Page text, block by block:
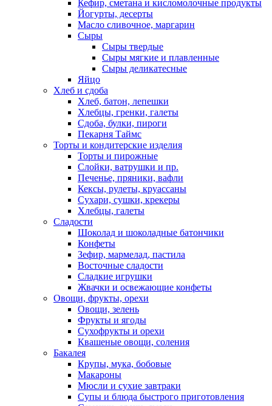
Кефир, сметана и кисломолочные продукты
Йогурты, десерты
Масло сливочное, маргарин
Сыры
Сыры твердые
Сыры мягкие и плавленные
Сыры деликатесные
Яйцо
Хлеб и сдоба
Хлеб, батон, лепешки
Хлебцы, гренки, галеты
Сдоба, булки, пироги
Пекарня Таймс
Торты и кондитерские изделия
Торты и пирожные
Слойки, ватрушки и пр.
Печенье, пряники, вафли
Кексы, рулеты, круассаны
Сухари, сушки, крекеры
Хлебцы, галеты
Сладости
Шоколад и шоколадные батончики
Конфеты
Зефир, мармелад, пастила
Восточные сладости
Сладкие игрушки
Жвачки и освежающие конфеты
Овощи, фрукты, орехи
Овощи, зелень
Фрукты и ягоды
Сухофрукты и орехи
Квашеные овощи, соления
Бакалея
Крупы, мука, бобовые
Макароны
Мюсли и сухие завтраки
Супы и блюда быстрого приготовления